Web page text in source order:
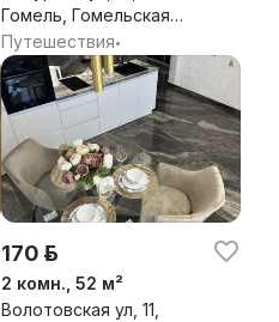
Гомель, Гомельская
обл.
Путешествия•
170 р.
2 комн., 52 м²
Волотовская ул, 11,